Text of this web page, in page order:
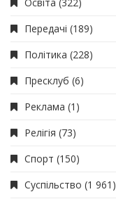
Передачі (189)
Політика (228)
Пресклуб (6)
Реклама (1)
Релігія (73)
Спорт (150)
Суспільство (1 961)